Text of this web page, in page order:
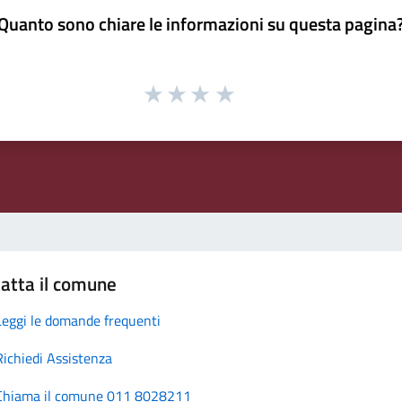
sono chiare le informazioni su questa
il comune
le domande frequenti
Assistenza
il comune 011 8028211